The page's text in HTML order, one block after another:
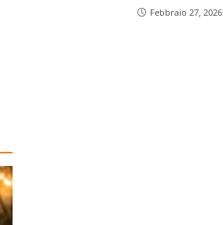
Febbraio 27, 2026